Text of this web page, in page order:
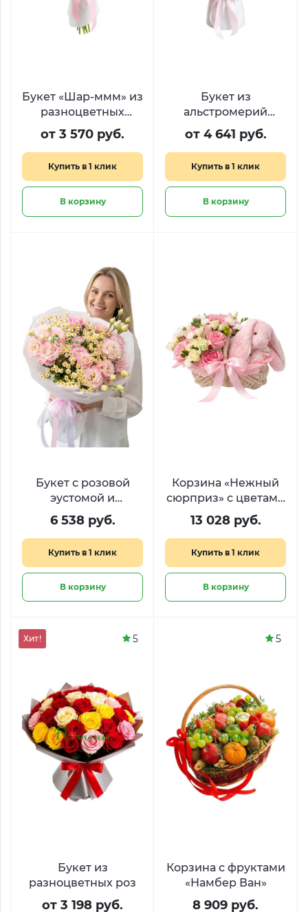
Букет «Шар-ммм» из
разноцветных
альстро
от 3 570 руб.
Купить в 1 клик
В корзину
Букет из
альстромерий
«Розовое сияние»
от 4 641 руб.
Купить в 1 клик
В корзину
Букет с розовой
эустомой и
ромашками
«Розовый туман»
6 538 руб.
Купить в 1 клик
В корзину
Корзина «Нежный
сюрприз» с цветами
и плюшевым
зайцем
13 028 руб.
Купить в 1 клик
В корзину
Букет из
разноцветных роз
от 3 198 руб.
Хит! 5
Корзина с фруктами
«Намбер Ван»
8 909 руб.
5